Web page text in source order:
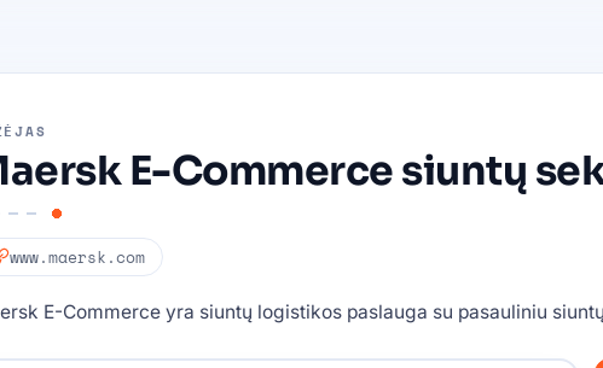
E-Commerce siuntų
www.maersk.com
E-Commerce yra siuntų logistikos paslauga su pasauliniu